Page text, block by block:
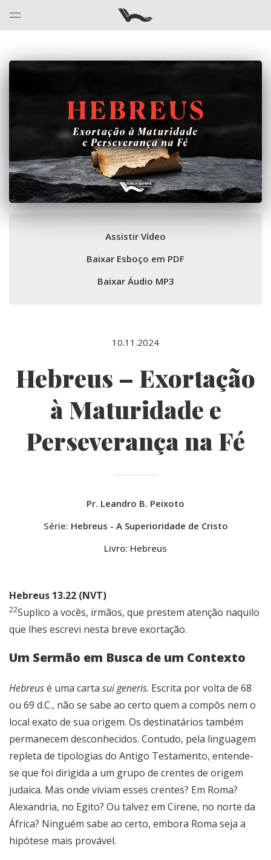
Assistir Vídeo
Baixar Esboço em PDF
Baixar Áudio MP3
10.11.2024
Hebreus – Exortação
à Maturidade e
Perseverança na Fé
Pr. Leandro B. Peixoto
Série: Hebreus - A Superioridade de Cristo
Livro: Hebreus
Hebreus 13.22 (NVT)
22Suplico a vocês, irmãos, que prestem atenção naquilo
que lhes escrevi nesta breve exortação.
Um Sermão em Busca de um Contexto
Hebreusé uma carta sui generis. Escrita por volta de 68
ou 69 d.C., não se sabe ao certo quem a compôs nem o
local exato de sua origem. Os destinatários também
permanecem desconhecidos. Contudo, pela linguagem
repleta de tipologias do Antigo Testamento, entende-
se que foi dirigida a um grupo de crentes de origem
judaica. Mas onde viviam esses crentes? Em Roma?
Alexandria, no Egito? Ou talvez em Cirene, no norte da
África? Ninguém sabe ao certo, embora Roma seja a
hipótese mais provável.